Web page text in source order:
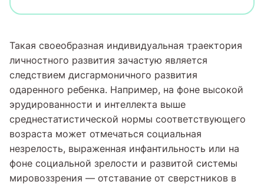
Такая своеобразная индивидуальная траектория
личностного развития зачастую является
следствием дисгармоничного развития
одаренного ребенка. Например, на фоне высокой
эрудированности и интеллекта выше
среднестатистической нормы соответствующего
возраста может отмечаться социальная
незрелость, выраженная инфантильность или на
фоне социальной зрелости и развитой системы
мировоззрения — отставание от сверстников в